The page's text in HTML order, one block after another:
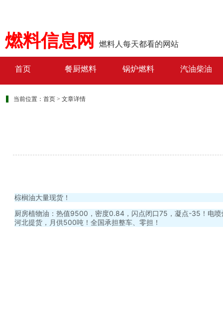
燃料信息网 燃料人每天都看的网站
首页 餐厨燃料 锅炉燃料 汽油柴油
当前位置： 首页 > 文章详情
棕榈油大量现货！
厨房植物油：热值9500，密度0.84，闪点闭口75，凝点-35！电喷
河北提货，月供500吨！全国承担整车、零担！